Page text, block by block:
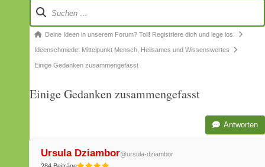
Forum-
Navigation
Forum-
Breadcrumbs
-
bist
Deine Ideen in unserem Forum? Toll! Registriere dich und lege los.
Ideenschmiede: Mittelpunkt Mensch, Heilsames und Wissenswertes
Einige Gedanken zusammengefasst
Einige Gedanken zusammengefasst
Antworten
Ursula Dziambor@ursula-dziambor